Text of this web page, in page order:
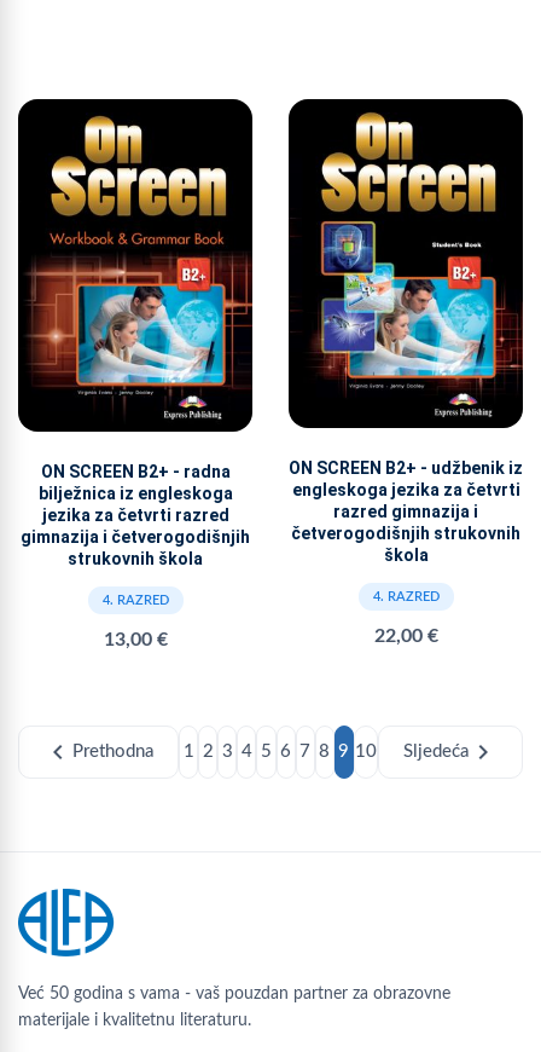
ON SCREEN B2+ - radna
bilježnica iz engleskoga
jezika za četvrti razred
gimnazija i četverogodišnjih
strukovnih škola
4. RAZRED
13,00 €
ON SCREEN B2+ - udžbenik iz
engleskoga jezika za četvrti
razred gimnazija i
četverogodišnjih strukovnih
škola
4. RAZRED
22,00 €
chevron_left Prethodna 1 2 3 4 5 6 7 8 9 10 Sljedećachevron_right
Već 50 godina s vama - vaš pouzdan partner za obrazovne
materijale i kvalitetnu literaturu.